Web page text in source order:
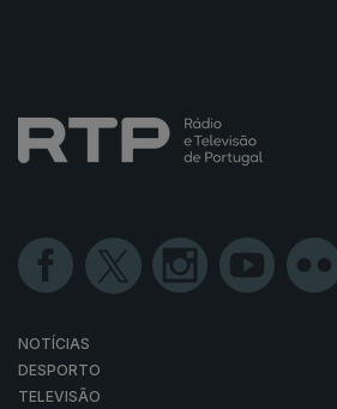
NOTÍCIAS
DESPORTO
TELEVISÃO